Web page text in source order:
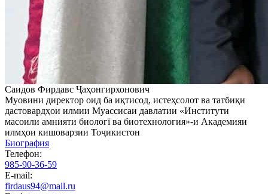
Саидов Фирдавс Ҷаҳонгирхонович
Муовини директор оид ба иқтисод, истеҳсолот ва татбиқи
дастовардҳои илмии Муассисаи давлатии «Институти
масоили амнияти биологї ва биотехнология»-и Академияи
илмҳои кишоварзии Тоҷикистон
Биография
Телефон:
985-90-36-59
E-mail:
firdaus94@mail.ru